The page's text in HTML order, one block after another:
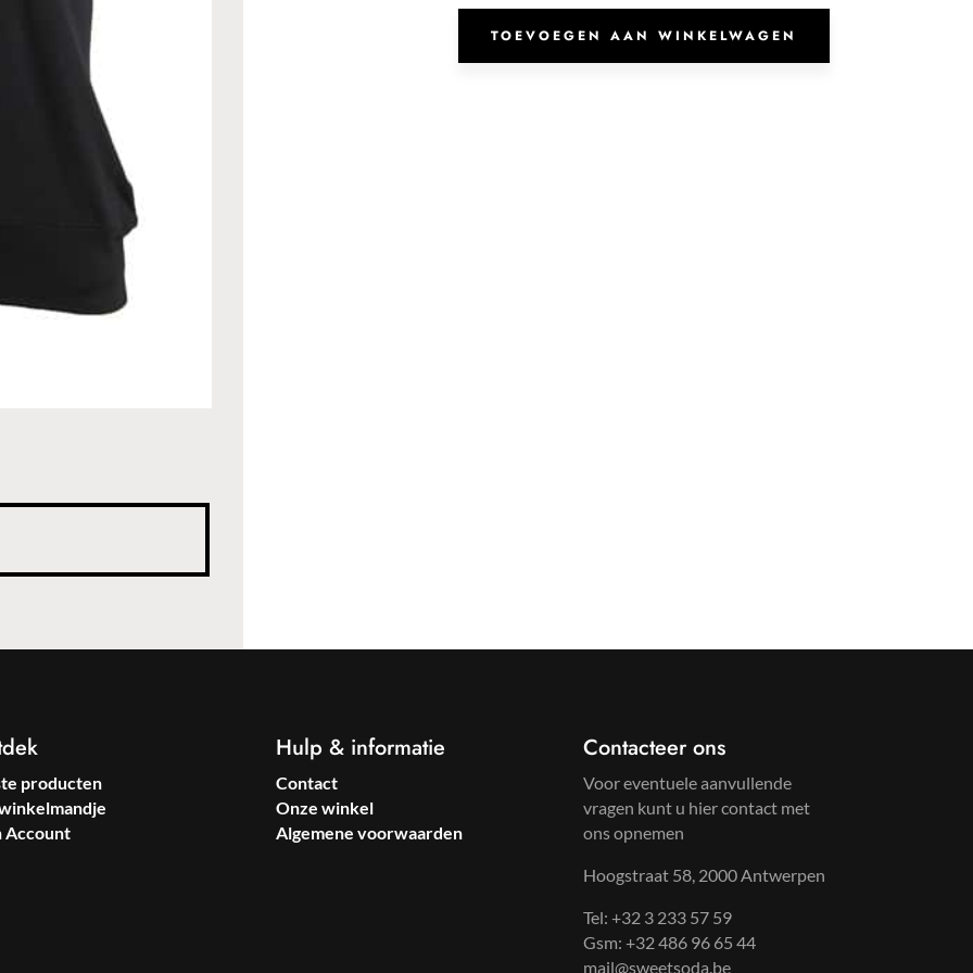
aantal
TOEVOEGEN AAN WINKELWAGEN
producten
Account
Hulp & informatie
Contact
Onze winkel
Algemene voorwaarden
Contacteer ons
Voor eventuele aanvullende
vragen kunt u hier contact met
ons opnemen
Hoogstraat 58, 2000 Antwerpen
Tel: +32 3 233 57 59
Gsm: +32 486 96 65 44
mail@sweetsoda.be